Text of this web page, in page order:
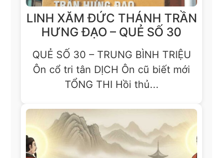
LINH XĂM ĐỨC THÁNH TRẦN
HƯNG ĐẠO – QUẺ SỐ 30
QUẺ SỐ 30 – TRUNG BÌNH TRIỆU
Ôn cổ tri tân DỊCH Ôn cũ biết mới
TỔNG THI Hồi thủ...